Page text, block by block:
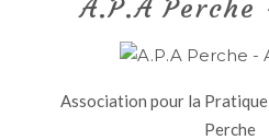
A.P.A
Association pour la Pratique
Perche